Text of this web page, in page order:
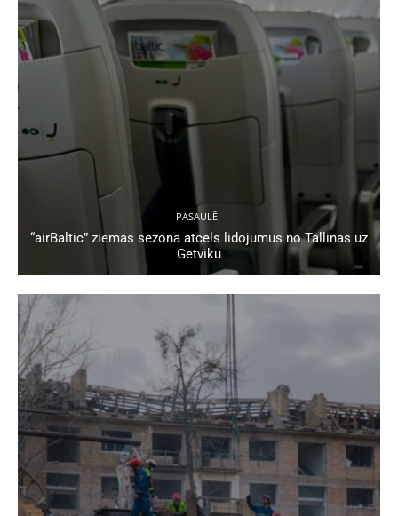
PASAULĒ
“airBaltic” ziemas sezonā atcels lidojumus no Tallinas uz
Getviku